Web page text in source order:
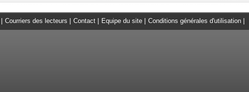
Courriers des lecteurs Contact Equipe du site Conditions générales d'utilisation